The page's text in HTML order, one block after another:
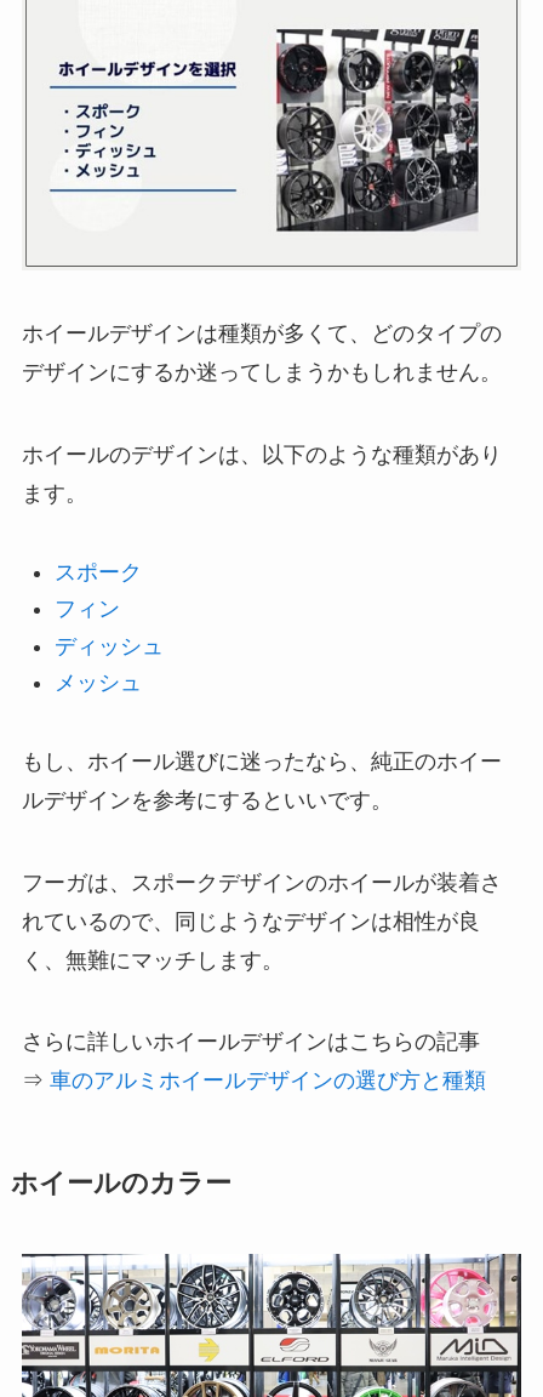
ホイールデザインは種類が多くて、どのタイプの
デザインにするか迷ってしまうかもしれません。
ホイールのデザインは、以下のような種類があり
ます。
スポーク
フィン
ディッシュ
メッシュ
もし、ホイール選びに迷ったなら、純正のホイー
ルデザインを参考にするといいです。
フーガは、スポークデザインのホイールが装着さ
れているので、同じようなデザインは相性が良
く、無難にマッチします。
さらに詳しいホイールデザインはこちらの記事
⇒ 車のアルミホイールデザインの選び方と種類
ホイールのカラー